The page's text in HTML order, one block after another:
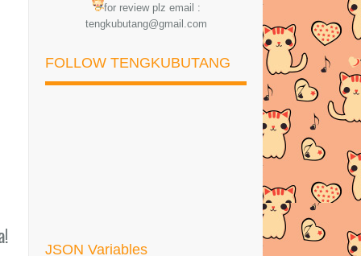
for review plz email :
tengkubutang@gmail.com
FOLLOW TENGKUBUTANG
JSON Variables